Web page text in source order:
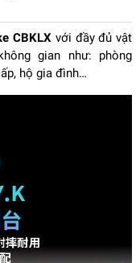
CBKLX với đầy đủ vật
gian như: phòng
hộ gia đình…